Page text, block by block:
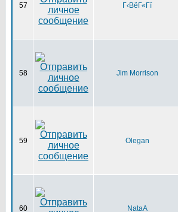
57 Г‹ВёГ«Гї
58 Jim Morrison
59 Olegan
60 NataA